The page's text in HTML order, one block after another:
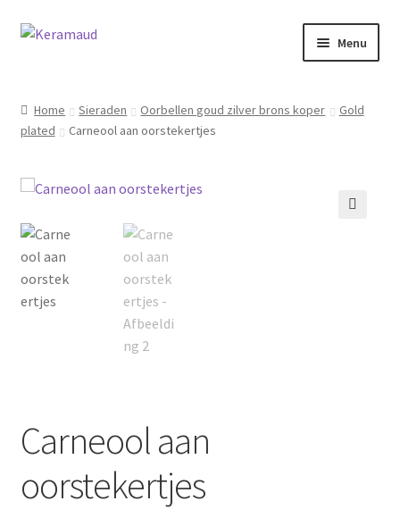
Ga
Ga
Menu
Over mij
Nieuws
Informatie
Contact
Home Sieraden Oorbellen goud zilver brons koper
Gold
plated
Carneool aan oorstekertjes
Carneool aan
oorstekertjes